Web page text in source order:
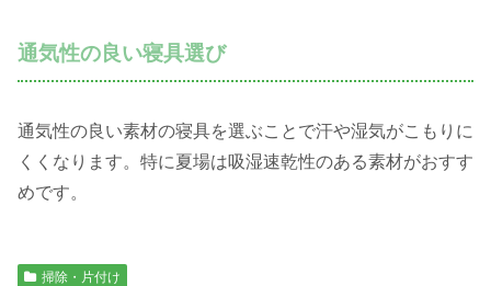
通気性の良い寝具選び
通気性の良い素材の寝具を選ぶことで汗や湿気がこもりに
くくなります。特に夏場は吸湿速乾性のある素材がおすす
めです。
掃除・片付け